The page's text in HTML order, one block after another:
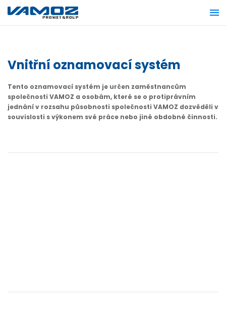
Vnitřní oznamovací systém
Tento oznamovací systém je určen zaměstnancům
společnosti VAMOZ a osobám, které se o protiprávním
jednání v rozsahu působnosti společnosti VAMOZ dozvěděli v
souvislosti s výkonem své práce nebo jiné obdobné činnosti.